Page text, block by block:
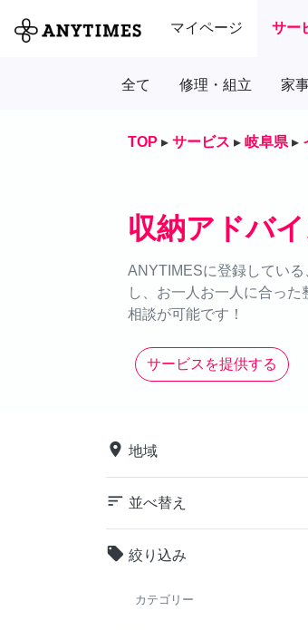
マイページ サー
全て 修理・組立 家
TOP ▸ サービス ▸ 岐阜県 ▸
収納アドバ
ANYTIMESに登録してい
し、お一人お一人に合っ
相談が可能です！
サービスを提供する
place 地域
sort 並べ替え
local_offer 絞り込み
カテゴリー